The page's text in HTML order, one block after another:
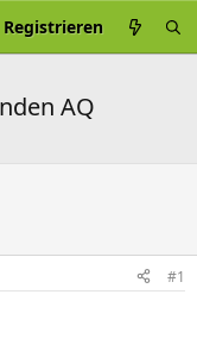
Registrieren
AQ
#1